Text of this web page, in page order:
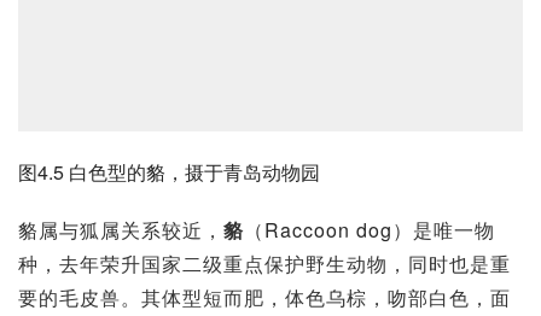
图4.5 白色型的貉，摄于青岛动物园
貉属与狐属关系较近， 貉 （Raccoon dog）是唯一物
种，去年荣升国家二级重点保护野生动物，同时也是重
要的毛皮兽。其体型短而肥，体色乌棕，吻部白色，面